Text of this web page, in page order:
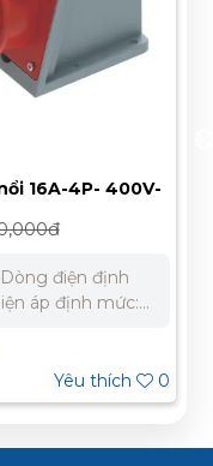
16A-4P- 400V-
NIS114-6
điện định
áp định mức:
liệu:
chống cháy, chịu
độ làm việc: -25
ở nhiệt độ
Yêu thích 0